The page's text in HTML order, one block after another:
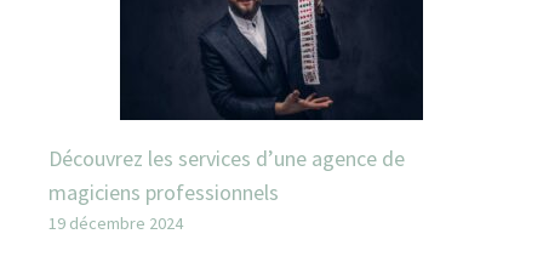
Découvrez les services d’une agence de
magiciens professionnels
19 décembre 2024